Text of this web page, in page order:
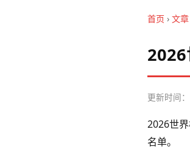
首页 › 文章
2026
更新时间
2026世
名单。